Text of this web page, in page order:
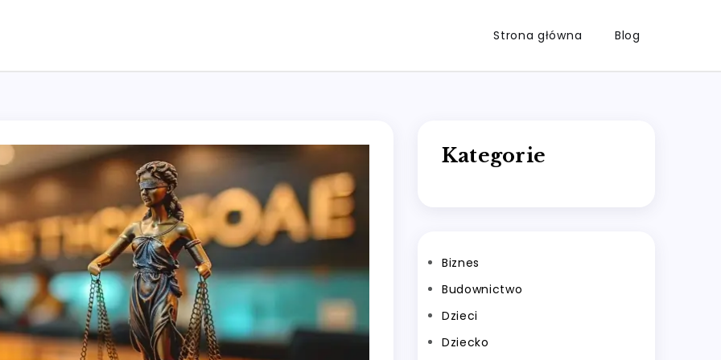
Strona główna Blog
Kategorie
Biznes
Budownictwo
Dzieci
Dziecko